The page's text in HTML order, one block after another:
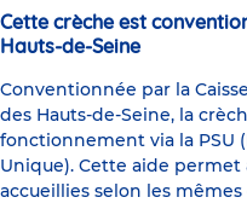
Cette crèche est
Hauts-de-Seine
Conventionnée par la
des Hauts-de-Seine, la
fonctionnement via la PSU
Unique). Cette aide permet
accueillies selon les